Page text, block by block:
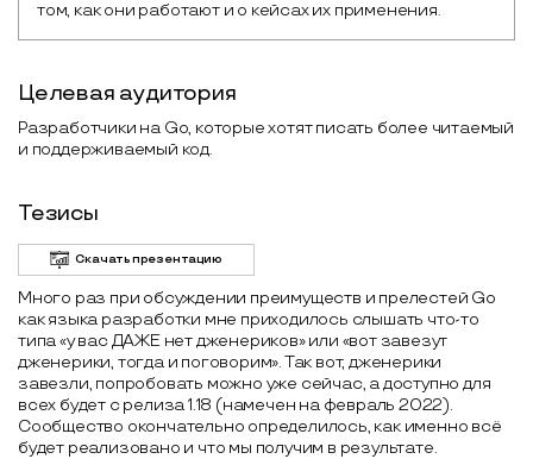
том, как они работают и о кейсах их применения.
Целевая аудитория
Разработчики на Go, которые хотят писать более читаемый
и поддерживаемый код.
Тезисы
Скачать презентацию
Много раз при обсуждении преимуществ и прелестей Go
как языка разработки мне приходилось слышать что-то
типа «у вас ДАЖЕ нет дженериков» или «вот завезут
дженерики, тогда и поговорим». Так вот, дженерики
завезли, попробовать можно уже сейчас, а доступно для
всех будет с релиза 1.18 (намечен на февраль 2022).
Сообщество окончательно определилось, как именно всё
будет реализовано и что мы получим в результате.